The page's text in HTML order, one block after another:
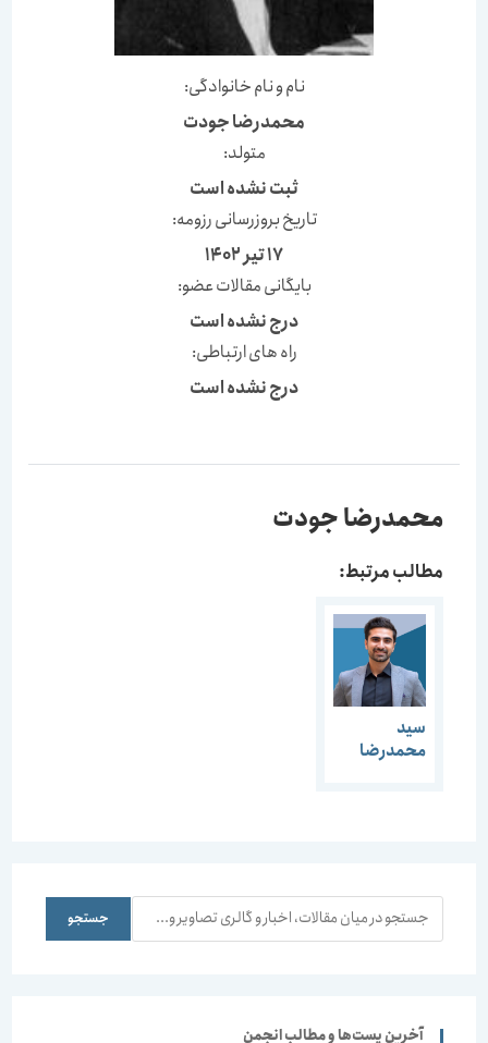
نام و نام خانوادگی:
محمدرضا جودت
متولد:
ثبت نشده است
تاریخ بروزرسانی رزومه:
بایگانی مقالات عضو:
درج نشده است
راه های ارتباطی:
درج نشده است
محمدرضا جودت
مطالب مرتبط:
سید
محمدرضا
جستجو جستجو
آخرین پست‌ها و مطالب انجمن